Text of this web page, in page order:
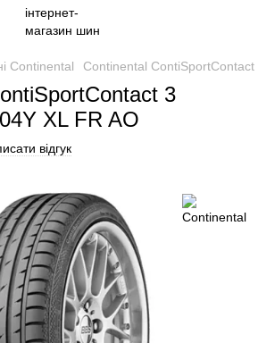
Continental Continental
3
XL FR AO
відгук